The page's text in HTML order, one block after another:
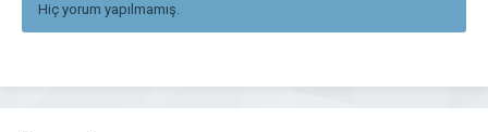
Hiç yorum yapılmamış.